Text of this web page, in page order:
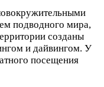
подводного мира,
созданы
и дайвингом. У
посещения